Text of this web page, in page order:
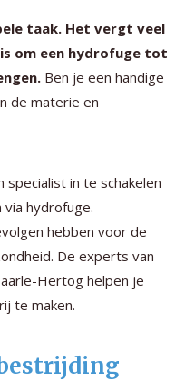
taak. Het vergt veel
om een hydrofuge tot
Ben je een handige
de materie en
specialist in te schakelen
hydrofuge.
hebben voor de
De experts van
Hertog helpen je
te maken.